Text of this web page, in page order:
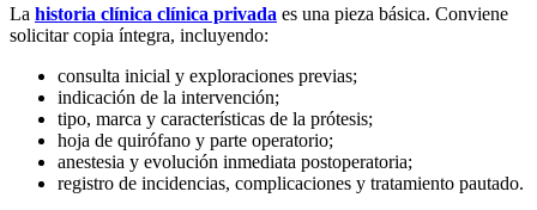
La historia clínica clínica privada es una pieza básica. Conviene
solicitar copia íntegra, incluyendo:
consulta inicial y exploraciones previas;
indicación de la intervención;
tipo, marca y características de la prótesis;
hoja de quirófano y parte operatorio;
anestesia y evolución inmediata postoperatoria;
registro de incidencias, complicaciones y tratamiento pautado.